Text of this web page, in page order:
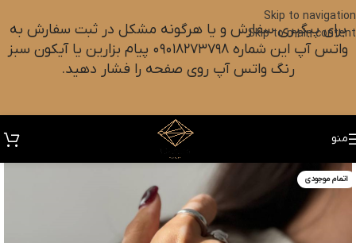
Skip to navigation
Skip to main content
برای پیگیری سفارش و یا هرگونه مشکل در ثبت سفارش به
واتس آپ این شماره ۰۹۰۱۸۲۷۳۷۹۸ پیام بزارین یا آیکون سبز
رنگ واتس آپ روی صفحه را فشار دهید.
منو
اتمام موجودی